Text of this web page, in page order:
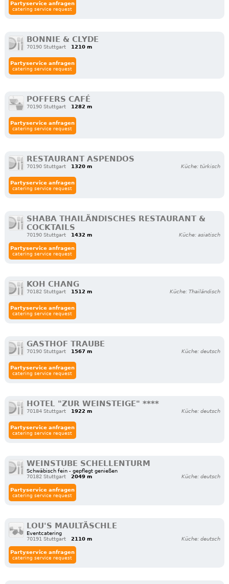
Partyservice anfragen
catering service request
BONNIE & CLYDE
70190 Stuttgart 1210 m
Partyservice anfragen
catering service request
POFFERS CAFÉ
70190 Stuttgart 1282 m
Partyservice anfragen
catering service request
RESTAURANT ASPENDOS
70190 Stuttgart 1320 m Küche: türkisch
Partyservice anfragen
catering service request
SHABA THAILÄNDISCHES RESTAURANT &
COCKTAILS
70190 Stuttgart 1432 m Küche: asiatisch
Partyservice anfragen
catering service request
KOH CHANG
70182 Stuttgart 1512 m Küche: Thailändisch
Partyservice anfragen
catering service request
GASTHOF TRAUBE
70190 Stuttgart 1567 m Küche: deutsch
Partyservice anfragen
catering service request
HOTEL "ZUR WEINSTEIGE" ****
70184 Stuttgart 1922 m Küche: deutsch
Partyservice anfragen
catering service request
WEINSTUBE SCHELLENTURM
Schwäbisch fein - gepflegt genießen
70182 Stuttgart
2049 m Küche: deutsch
Partyservice anfragen
catering service request
LOU'S MAULTÄSCHLE
Eventcatering
70191 Stuttgart
2110 m Küche: deutsch
Partyservice anfragen
catering service request